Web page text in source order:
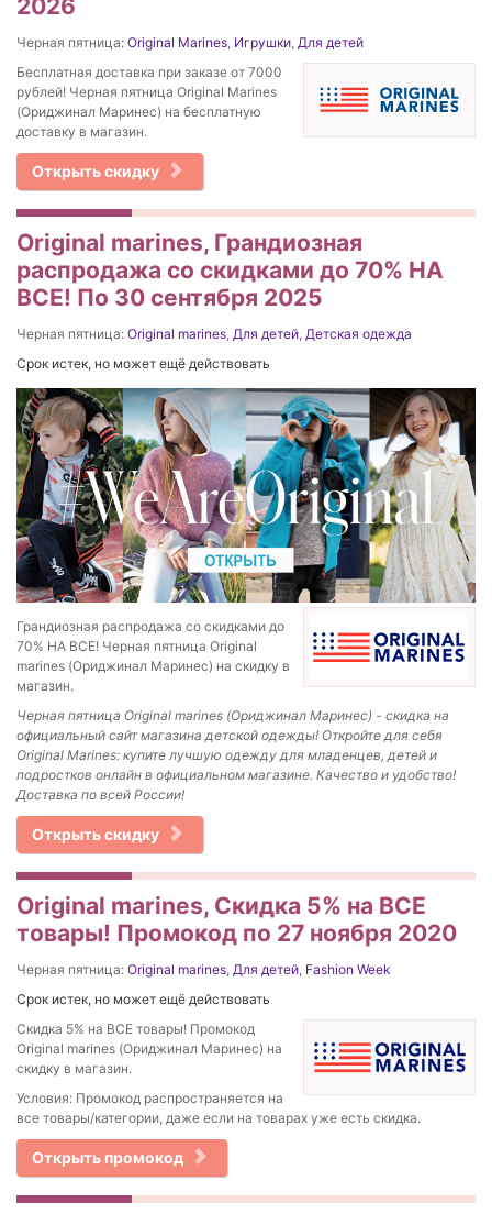
2026
Черная пятница: Original Marines, Игрушки, Для детей
Бесплатная доставка при заказе от 7000
рублей! Черная пятница Original Marines
(Ориджинал Маринес) на бесплатную
доставку в магазин.
Открыть скидку
Original marines, Грандиозная
распродажа со скидками до 70% НА
ВСЕ! По 30 сентября 2025
Черная пятница: Original marines, Для детей, Детская одежда
Срок истек, но может ещё действовать
Грандиозная распродажа со скидками до
70% НА ВСЕ! Черная пятница Original
marines (Ориджинал Маринес) на скидку в
магазин.
Черная пятница Original marines (Ориджинал Маринес) - скидка на
официальный сайт магазина детской одежды! Откройте для себя
Original Marines: купите лучшую одежду для младенцев, детей и
подростков онлайн в официальном магазине. Качество и удобство!
Доставка по всей России!
Открыть скидку
Original marines, Скидка 5% на ВСЕ
товары! Промокод по 27 ноября 2020
Черная пятница: Original marines, Для детей, Fashion Week
Срок истек, но может ещё действовать
Скидка 5% на ВСЕ товары! Промокод
Original marines (Ориджинал Маринес) на
скидку в магазин.
Условия: Промокод распространяется на
все товары/категории, даже если на товарах уже есть скидка.
Открыть промокод